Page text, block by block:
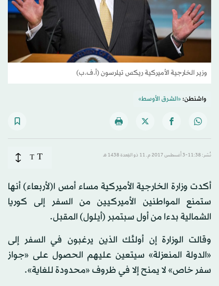
وزير الخارجية الأميركية ريكس تيلرسون (أ.ف.ب)
واشنطن:«الشرق الأوسط»
نُشر: 11:38-3 أغسطس 2017 م ـ 11 ذو القِعدة 1438 هـ T
T
أكدت وزارة الخارجية الأميركية مساء أمس ا(لأربعاء) أنها
ستمنع المواطنين الأميركيين من السفر إلى كوريا
الشمالية بدءا من أول سبتمبر (أيلول) المقبل.
وقالت الوزارة إن أولئك الذين يرغبون في السفر إلى
«الدولة المنعزلة» سيتعين عليهم الحصول على «جواز
سفر خاص» لا يمنح إلا في ظروف «محدودة للغاية».